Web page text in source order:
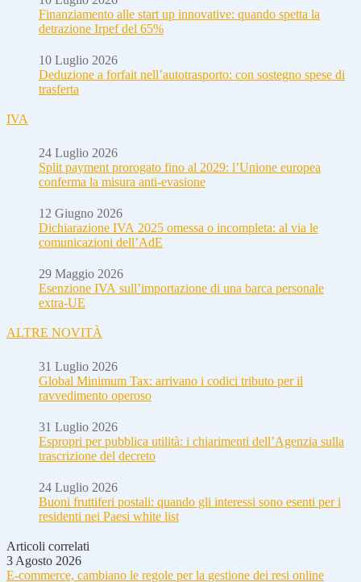
Finanziamento alle start up innovative: quando spetta la
detrazione Irpef del 65%
10 Luglio 2026
Deduzione a forfait nell’autotrasporto: con sostegno spese di
trasferta
IVA
24 Luglio 2026
Split payment prorogato fino al 2029: l’Unione europea
conferma la misura anti-evasione
12 Giugno 2026
Dichiarazione IVA 2025 omessa o incompleta: al via le
comunicazioni dell’AdE
29 Maggio 2026
Esenzione IVA sull’importazione di una barca personale
extra-UE
ALTRE NOVITÀ
31 Luglio 2026
Global Minimum Tax: arrivano i codici tributo per il
ravvedimento operoso
31 Luglio 2026
Espropri per pubblica utilità: i chiarimenti dell’Agenzia sulla
trascrizione del decreto
24 Luglio 2026
Buoni fruttiferi postali: quando gli interessi sono esenti per i
residenti nei Paesi white list
Articoli correlati
3 Agosto 2026
E-commerce, cambiano le regole per la gestione dei resi online